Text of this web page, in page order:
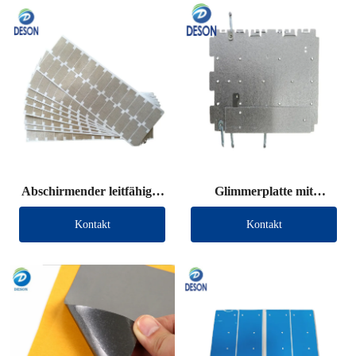
Abschirmender leitfähiger
Stoff, gestanzt
Kontakt
Glimmerplatte mit
Anschlussdraht
Kontakt